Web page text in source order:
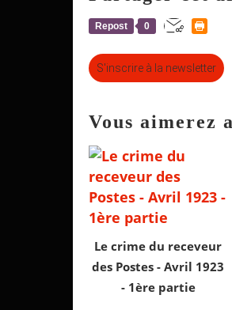
Repost 0
S'inscrire à la newsletter
Vous aimerez
Le crime du receveur
des Postes - Avril 1923
- 1ère partie